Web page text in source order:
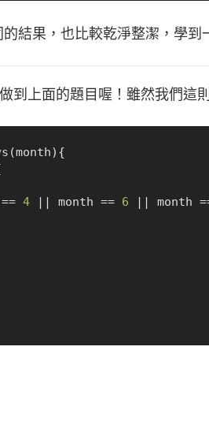
結果，也比較乾淨整潔，學到
到上面的題目喔！雖然我們這
4 || month == 6 || month